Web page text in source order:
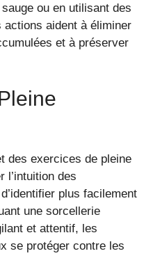
ou en utilisant des
aident à éliminer
et à préserver
des exercices de pleine
l’intuition des
plus facilement
une sorcellerie
et attentif, les
se protéger contre les